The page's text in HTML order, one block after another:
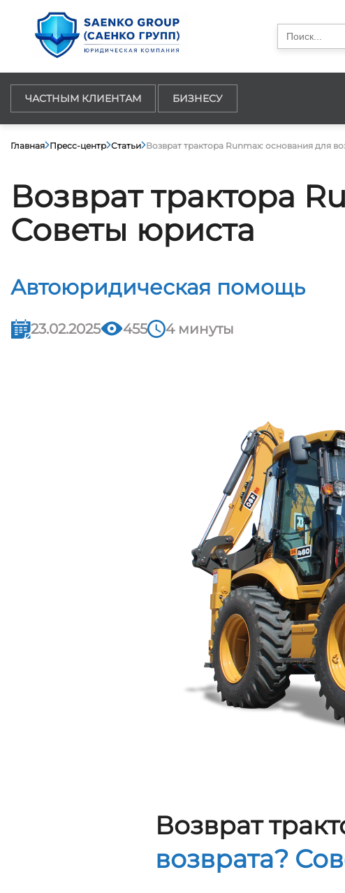
Search
for:
ЧАСТНЫМ КЛИЕНТАМ БИЗНЕСУ
Главная Пресс-центр Статьи Возврат трактора Runmax: основания для
Возврат трактора
Советы юриста
Автоюридическая помощь
23.02.2025 455 4 минуты
Возврат
возврата?